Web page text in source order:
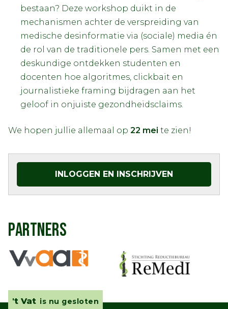
bestaan? Deze workshop duikt in de
mechanismen achter de verspreiding van
medische desinformatie via (sociale) media én
de rol van de traditionele pers. Samen met een
deskundige ontdekken studenten en
docenten hoe algoritmes, clickbait en
journalistieke framing bijdragen aan het
geloof in onjuiste gezondheidsclaims.
We hopen jullie allemaal op 22 mei te zien!
INLOGGEN EN INSCHRIJVEN
PARTNERS
't Vat is nu gesloten